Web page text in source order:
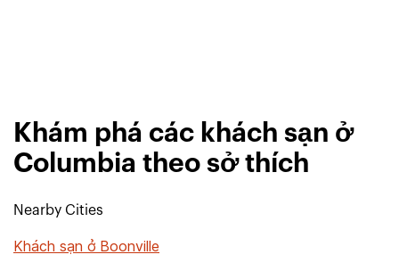
Khám phá các khách sạn ở
Columbia theo sở thích
Nearby Cities
Khách sạn ở Boonville